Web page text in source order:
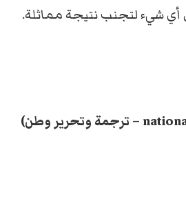
شيء لتجنب نتيجة مماثلة.